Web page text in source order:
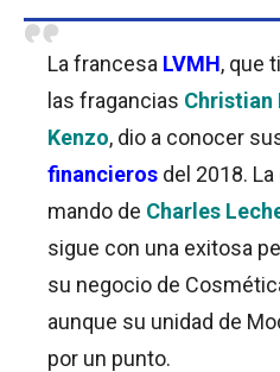
La francesa LVMH, que
las fragancias Christian
Kenzo, dio a conocer
financieros del 2018.
mando de Charles
sigue con una exitosa
su negocio de
aunque su unidad de
por un punto.